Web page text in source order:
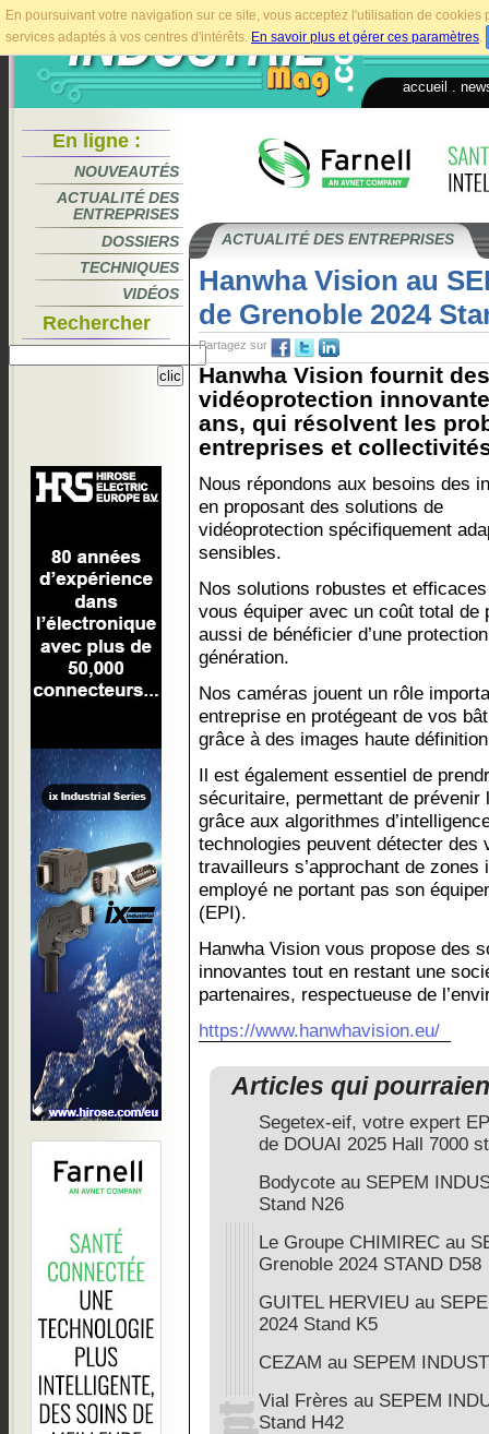
En poursuivant votre navigation sur ce site, vous acceptez l'utilisation de
services adaptés à vos centres d'intérêts. En savoir plus et gérer ces paramètres.
accueil
En ligne :
NOUVEAUTÉS
ACTUALITÉ DES
ENTREPRISES
DOSSIERS
TECHNIQUES
VIDÉOS
Rechercher
ACTUALITÉ DES ENTREPRISES
Hanwha Vision au
de Grenoble 2024
Partagez sur
Hanwha Vision fournit
vidéoprotection
ans, qui résolvent les
entreprises et
Nous répondons aux besoins des
en proposant des solutions de
vidéoprotection spécifiquement
sensibles.
Nos solutions robustes et
vous équiper avec un coût total
aussi de bénéficier d’une
génération.
Nos caméras jouent un rôle
entreprise en protégeant de vos
grâce à des images haute
Il est également essentiel de
sécuritaire, permettant de
grâce aux algorithmes
technologies peuvent détecter
travailleurs s’approchant de
employé ne portant pas son
(EPI).
Hanwha Vision vous propose des
innovantes tout en restant une
partenaires, respectueuse de
https://www.hanwhavision.eu/
Articles qui
Segetex-eif, votre expert
de DOUAI 2025 Hall 7000
Bodycote au SEPEM
Stand N26
Le Groupe CHIMIREC au
Grenoble 2024 STAND D58
GUITEL HERVIEU au
2024 Stand K5
CEZAM au SEPEM
Vial Frères au SEPEM
Stand H42